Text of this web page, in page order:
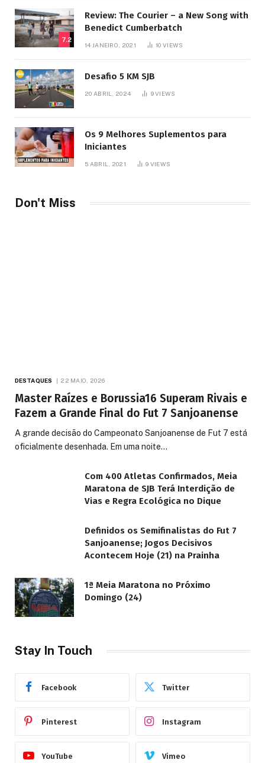
7.2
Review: The Courier – a New Song with
Benedict Cumberbatch
14 JANEIRO, 2021 10VIEWS
Desafio 5 KM SJB
20 ABRIL, 2024 9VIEWS
Os 9 Melhores Suplementos para
Iniciantes
5 ABRIL, 2021 9 VIEWS
Don't Miss
DESTAQUES 22 MAIO, 2026
Master Raízes e Borussia16 Superam Rivais e
Fazem a Grande Final do Fut 7 Sanjoanense
A grande decisão do Campeonato Sanjoanense de Fut 7 está
oficialmente desenhada. Em uma noite…
Com 400 Atletas Confirmados, Meia
Maratona de SJB Terá Interdição de
Vias e Regra Ecológica no Dique
Definidos os Semifinalistas do Fut 7
Sanjoanense; Jogos Decisivos
Acontecem Hoje (21) na Prainha
1ª Meia Maratona no Próximo
Domingo (24)
Stay In Touch
Facebook Twitter
Pinterest Instagram
YouTube Vimeo